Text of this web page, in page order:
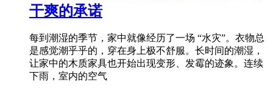
干爽的承诺
每到潮湿的季节，家中就像经历了一场 “水灾”。衣物总
是感觉潮乎乎的，穿在身上极不舒服。长时间的潮湿，
让家中的木质家具也开始出现变形、发霉的迹象。连续
下雨，室内的空气